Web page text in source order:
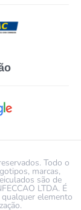
Todo o
marcas,
são de
LTDA. É
elemento